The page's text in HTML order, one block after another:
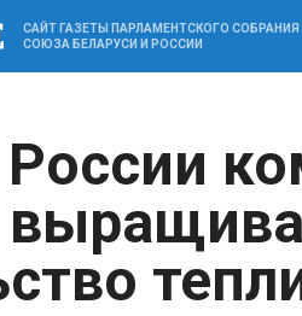
САЙТ ГАЗЕТЫ ПАРЛАМЕНТСКОГО СОБРАНИЯ
СОЮЗА БЕЛАРУСИ И РОССИИ